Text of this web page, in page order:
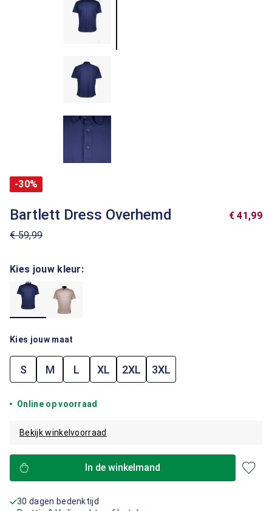
-30%
Bartlett Dress Overhemd
€ 59,99
€ 41,99
Kies jouw kleur:
Kies jouw maat
S M L XL 2XL 3XL
Online op voorraad
Bekijk winkelvoorraad
In de winkelmand
30 dagen bedenktijd